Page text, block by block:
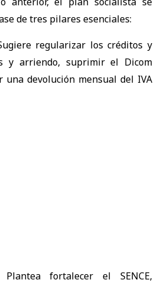
de tres pilares esenciales:
regularizar los créditos y
y arriendo, suprimir el Dicom
una devolución mensual del IVA
Plantea fortalecer el SENCE,